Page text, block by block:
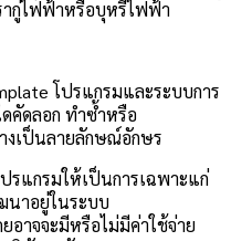
กู่ไฟฟ้าหรือบุหรี่ไฟฟ้า
โปรแกรมและระบบการ
คัดลอก ทำซ้ำหรือ
งเป็นลายลักษณ์อักษร
รแกรมให้เป็นการเฉพาะแก่
าอยู่ในระบบ
อาจจะมีหรือไม่มีค่าใช้จ่าย